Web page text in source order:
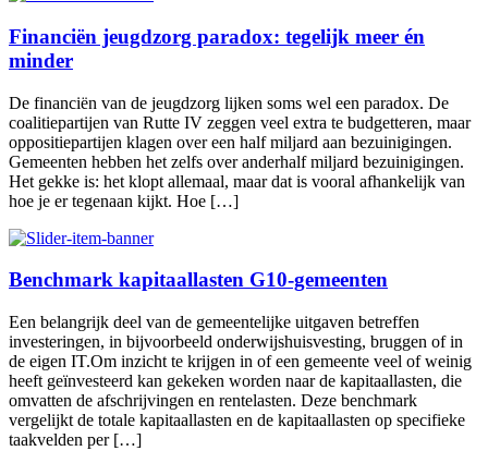
Financiën jeugdzorg paradox: tegelijk meer én
minder
De financiën van de jeugdzorg lijken soms wel een paradox. De
coalitiepartijen van Rutte IV zeggen veel extra te budgetteren, maar
oppositiepartijen klagen over een half miljard aan bezuinigingen.
Gemeenten hebben het zelfs over anderhalf miljard bezuinigingen.
Het gekke is: het klopt allemaal, maar dat is vooral afhankelijk van
hoe je er tegenaan kijkt. Hoe […]
Benchmark kapitaallasten G10-gemeenten
Een belangrijk deel van de gemeentelijke uitgaven betreffen
investeringen, in bijvoorbeeld onderwijshuisvesting, bruggen of in
de eigen IT.Om inzicht te krijgen in of een gemeente veel of weinig
heeft geïnvesteerd kan gekeken worden naar de kapitaallasten, die
omvatten de afschrijvingen en rentelasten. Deze benchmark
vergelijkt de totale kapitaallasten en de kapitaallasten op specifieke
taakvelden per […]